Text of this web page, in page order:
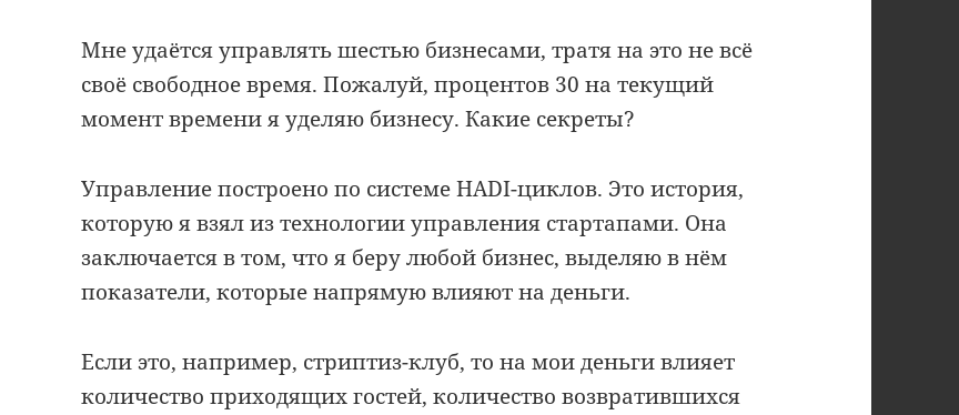
Мне удаётся управлять шестью бизнесами, тратя на это не всё
своё свободное время. Пожалуй, процентов 30 на текущий
момент времени я уделяю бизнесу. Какие секреты?
Управление построено по системе HADI-циклов. Это история,
которую я взял из технологии управления стартапами. Она
заключается в том, что я беру любой бизнес, выделяю в нём
показатели, которые напрямую влияют на деньги.
Если это, например, стриптиз-клуб, то на мои деньги влияет
количество приходящих гостей, количество возвратившихся